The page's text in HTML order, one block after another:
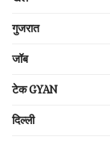
गुजरात
जॉब
टेक GYAN
दिल्ली